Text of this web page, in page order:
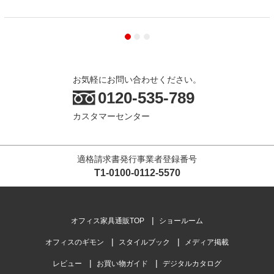
お気軽にお問い合わせください。
0120-535-789
カスタマーセンター
適格請求書発行事業者登録番号
T1-0100-0112-5570
オフィス家具通販TOP ショールーム
オフィスのギモン スタイルブック メディア掲載
レビュー お買い物ガイド デジタルカタログ